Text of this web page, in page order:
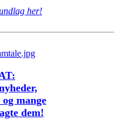
her!
mange
dem!